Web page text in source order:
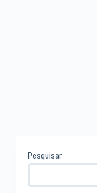
Pesquisar